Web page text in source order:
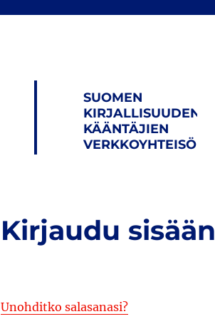
SUOMEN
KIRJALLISUUDEN
KÄÄNTÄJIEN
VERKKOYHTEISÖ
Kirjaudu sisään
Unohditko salasanasi?